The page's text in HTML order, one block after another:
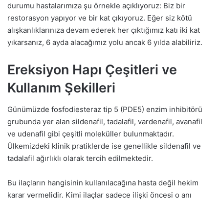
durumu hastalarımıza şu örnekle açıklıyoruz: Biz bir
restorasyon yapıyor ve bir kat çıkıyoruz. Eğer siz kötü
alışkanlıklarınıza devam ederek her çıktığımız katı iki kat
yıkarsanız, 6 ayda alacağımız yolu ancak 6 yılda alabiliriz.
Ereksiyon Hapı Çeşitleri ve
Kullanım Şekilleri
Günümüzde fosfodiesteraz tip 5 (PDE5) enzim inhibitörü
grubunda yer alan sildenafil, tadalafil, vardenafil, avanafil
ve udenafil gibi çeşitli moleküller bulunmaktadır.
Ülkemizdeki klinik pratiklerde ise genellikle sildenafil ve
tadalafil ağırlıklı olarak tercih edilmektedir.
Bu ilaçların hangisinin kullanılacağına hasta değil hekim
karar vermelidir. Kimi ilaçlar sadece ilişki öncesi o anı